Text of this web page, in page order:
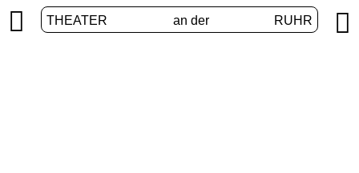
THEATER an der RUHR
 